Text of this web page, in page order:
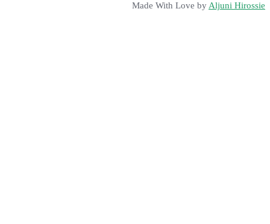
Made With Love byAljuni Hirossie